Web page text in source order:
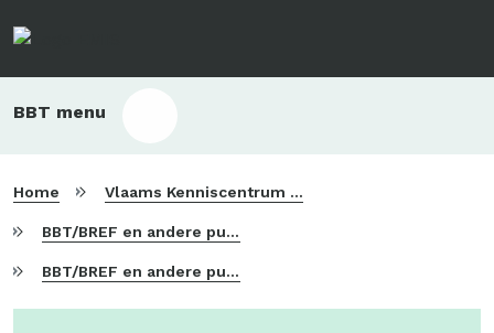
Main
BBT menu
Home Vlaams Kenniscentrum voor Beste Beschikbare Technieken
BBT/BREF en andere publicaties
BBT/BREF en andere publicaties